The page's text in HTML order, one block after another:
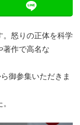
。怒りの正体を科学
著作で高名な
御参集いただきま